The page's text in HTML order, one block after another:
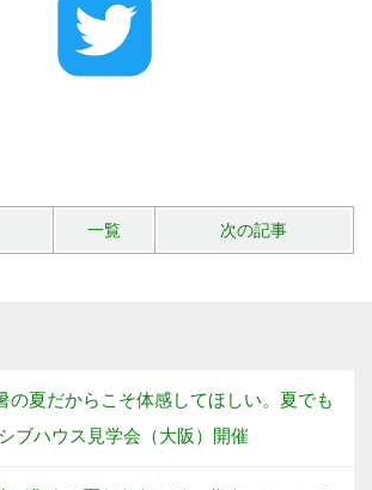
一覧 次の記事
の夏だからこそ体感してほしい。夏でも
ブハウス見学会（大阪）開催